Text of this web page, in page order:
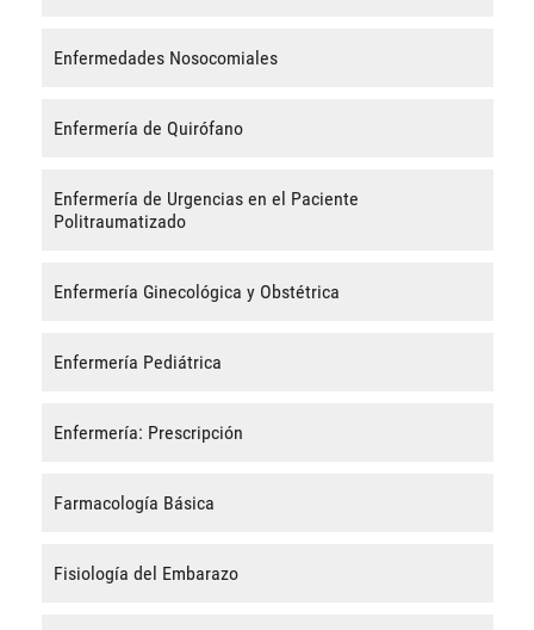
Enfermedades Nosocomiales
Enfermería de Quirófano
Enfermería de Urgencias en el Paciente
Politraumatizado
Enfermería Ginecológica y Obstétrica
Enfermería Pediátrica
Enfermería: Prescripción
Farmacología Básica
Fisiología del Embarazo